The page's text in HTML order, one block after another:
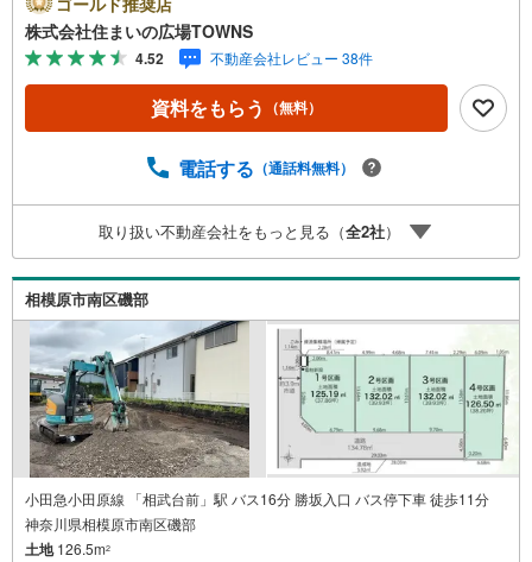
される傾向にあります。土地面積は206.4平米（公簿）でご
ざいます。両側に建物がなく、開放的なのが角地です。傾
斜地より建築が楽な平坦地です。【年中無休/9:00～21:0
0】人気物件は特にお問い合わせが集中するため、お早めに
お電話下さい。「室内・現地を見学する」ボタンよりご予
っております。○住宅ローンのご相談○ライフプランのシミ
なスタッフが親身になってお客様に合った物件をご紹介さ
せて頂きます！ /他社様掲載物件も併せてご紹介可能ですの
でお気軽にお問い合わせ下さい♪駐車場もございますの
で、お車でのお越しも大歓迎です！
株式会社住まいの広場TOWNS
4.52 不動産会社レビュー 38件
資料をもらう （無料）
電話する （通話料無料）
取り扱い不動産会社をもっと見る（全2社）
相模原市南区磯部
小田急小田原線 「相武台前」駅 バス16分 勝坂入口 バス停下車 徒歩11分
神奈川県相模原市南区磯部
土地126.5m2